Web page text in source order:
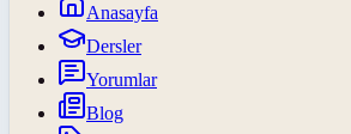
Anasayfa
Dersler
Yorumlar
Blog